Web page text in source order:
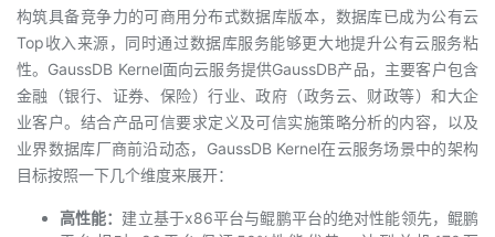
发
者
学
堂
Programs
的
支
持
我
构筑具备竞争力的可商用分布式数据库版本，数据库已成为公有云
Top收入来源，同时通过数据库服务能够更大地提升公有云服务粘
性。GaussDB Kernel面向云服务提供GaussDB产品，主要客户包含
金融（银行、证券、保险）行业、政府（政务云、财政等）和大企
业客户。结合产品可信要求定义及可信实施策略分析的内容，以及
业界数据库厂商前沿动态，GaussDB Kernel在云服务场景中的架构
目标按照一下几个维度来展开：
高性能： 建立基于x86平台与鲲鹏平台的绝对性能领先，鲲鹏